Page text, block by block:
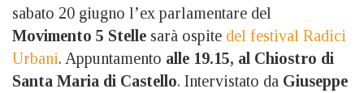
sabato 20 giugno l’ex parlamentare del
Movimento 5 Stelle sarà ospite del festival Radici
Urbani. Appuntamento alle 19.15, al Chiostro di
Santa Maria di Castello. Intervistato da Giuseppe